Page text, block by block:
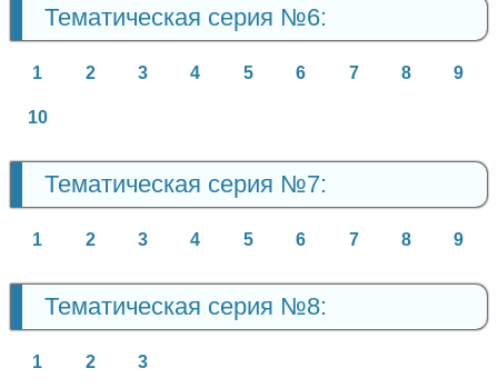
Тематическая серия №6:
1 2 3 4 5 6 7 8 9
10
Тематическая серия №7:
1 2 3 4 5 6 7 8 9
Тематическая серия №8:
1 2 3